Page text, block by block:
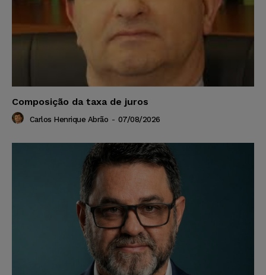
Composição da taxa de juros
Carlos Henrique Abrão - 07/08/2026